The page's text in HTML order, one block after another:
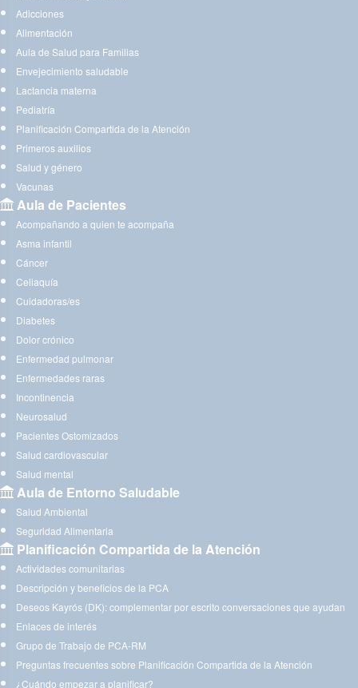
Adicciones
Alimentación
Aula de Salud para Familias
Envejecimiento saludable
Lactancia materna
Pediatría
Planificación Compartida de la Atención
Primeros auxilios
Salud y género
Vacunas
Aula de Pacientes
Acompañando a quien te acompaña
Asma infantil
Cáncer
Celiaquía
Cuidadoras/es
Diabetes
Dolor crónico
Enfermedad pulmonar
Enfermedades raras
Incontinencia
Neurosalud
Pacientes Ostomizados
Salud cardiovascular
Salud mental
Aula de Entorno Saludable
Salud Ambiental
Seguridad Alimentaria
Planificación Compartida de la Atención
Actividades comunitarias
Descripción y beneficios de la PCA
Deseos Kayrós (DK): complementar por escrito conversaciones que ayudan
Enlaces de interés
Grupo de Trabajo de PCA-RM
Preguntas frecuentes sobre Planificación Compartida de la Atención
¿Cuándo empezar a planificar?